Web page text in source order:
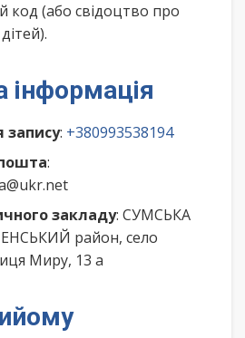
код (або свідоцтво про
інформація
запису: +380993538194
:
закладу: СУМСЬКА
район, село
Миру, 13 а